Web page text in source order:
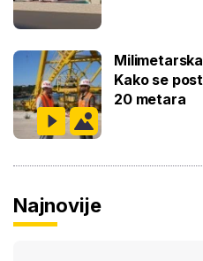
Kako se
20 metara
Najnovije